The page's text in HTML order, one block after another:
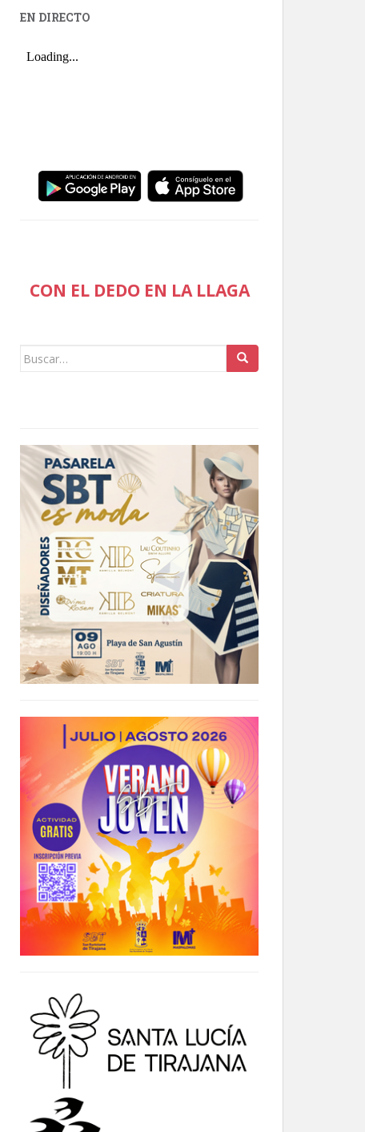
EN DIRECTO
CON EL DEDO EN LA LLAGA
Buscar: